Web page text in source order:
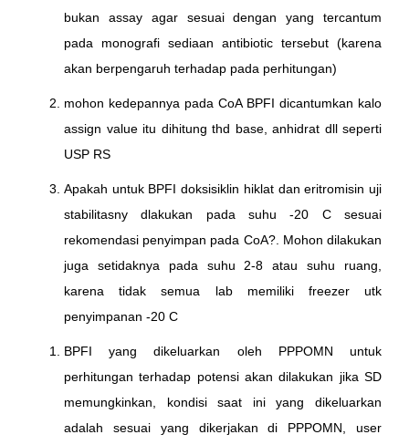
bukan assay agar sesuai dengan yang tercantum
pada monografi sediaan antibiotic tersebut (karena
akan berpengaruh terhadap pada perhitungan)
mohon kedepannya pada CoA BPFI dicantumkan kalo
assign value itu dihitung thd base, anhidrat dll seperti
USP RS
Apakah untuk BPFI doksisiklin hiklat dan eritromisin uji
stabilitasny dlakukan pada suhu -20 C sesuai
rekomendasi penyimpan pada CoA?. Mohon dilakukan
juga setidaknya pada suhu 2-8 atau suhu ruang,
karena tidak semua lab memiliki freezer utk
penyimpanan -20 C
BPFI yang dikeluarkan oleh PPPOMN untuk
perhitungan terhadap potensi akan dilakukan jika SD
memungkinkan, kondisi saat ini yang dikeluarkan
adalah sesuai yang dikerjakan di PPPOMN, user